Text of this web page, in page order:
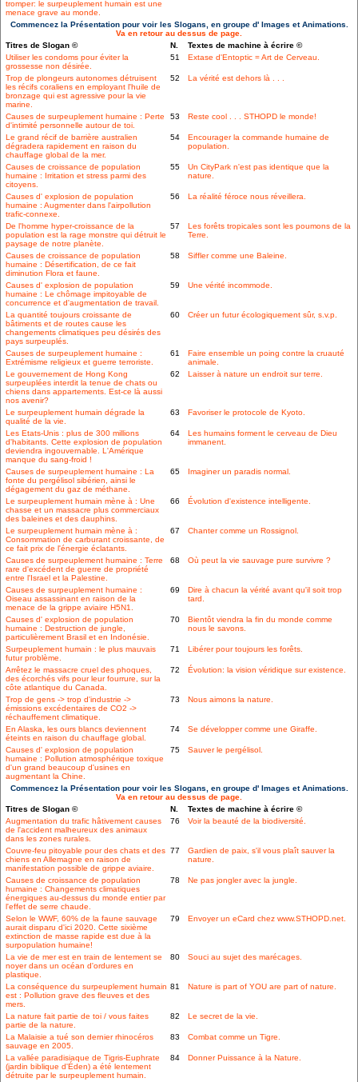
tromper: le surpeuplement humain est une
menace grave au monde.
Commencez la Présentation pour voir les Slogans, en groupe d' Images et Animations.
Va en retour au dessus de page.
Titres de Slogan ©
N.
Textes de machine à écrire ©
Utiliser les condoms pour éviter la
grossesse non désirée.
51 Extase d'Entoptic = Art de Cerveau.
Trop de plongeurs autonomes détruisent
les récifs coraliens en employant l'huile de
bronzage qui est agressive pour la vie
marine.
52 La vérité est dehors là . . .
Causes de surpeuplement humaine : Perte
d'intimité personnelle autour de toi.
53 Reste cool . . . STHOPD le monde!
Le grand récif de barrière australien
dégradera rapidement en raison du
chauffage global de la mer.
54
Encourager la commande humaine de
population.
Causes de croissance de population
humaine : Irritation et stress parmi des
citoyens.
55
Un CityPark n'est pas identique que la
nature.
Causes d' explosion de population
humaine : Augmenter dans l'airpollution
trafic-connexe.
56 La réalité féroce nous réveillera.
De l'homme hyper-croissance de la
population est la rage monstre qui détruit le
paysage de notre planète.
57
Les forêts tropicales sont les poumons de la
Terre.
Causes de croissance de population
humaine : Désertification, de ce fait
diminution Flora et faune.
58 Siffler comme une Baleine.
Causes d' explosion de population
humaine : Le chômage impitoyable de
concurrence et d'augmentation de travail.
59 Une vérité incommode.
La quantité toujours croissante de
bâtiments et de routes cause les
changements climatiques peu désirés des
pays surpeuplés.
60 Créer un futur écologiquement sûr, s.v.p.
Causes de surpeuplement humaine :
Extrémisme religieux et guerre terroriste.
61
Faire ensemble un poing contre la cruauté
animale.
Le gouvernement de Hong Kong
surpeuplées interdit la tenue de chats ou
chiens dans appartements. Est-ce là aussi
nos avenir?
62 Laisser à nature un endroit sur terre.
Le surpeuplement humain dégrade la
qualité de la vie.
63 Favoriser le protocole de Kyoto.
Les Etats-Unis : plus de 300 millions
d'habitants. Cette explosion de population
deviendra ingouvernable. L'Amérique
manque du sang-froid !
64
Les humains forment le cerveau de Dieu
immanent.
Causes de surpeuplement humaine : La
fonte du pergélisol sibérien, ainsi le
dégagement du gaz de méthane.
65 Imaginer un paradis normal.
Le surpeuplement humain mène à : Une
chasse et un massacre plus commerciaux
des baleines et des dauphins.
66 Évolution d'existence intelligente.
Le surpeuplement humain mène à :
Consommation de carburant croissante, de
ce fait prix de l'énergie éclatants.
67 Chanter comme un Rossignol.
Causes de surpeuplement humaine : Terre
rare d'excédent de guerre de propriété
entre l'Israel et la Palestine.
68 Où peut la vie sauvage pure survivre ?
Causes de surpeuplement humaine :
Oiseau assassinant en raison de la
menace de la grippe aviaire H5N1.
69
Dire à chacun la vérité avant qu'il soit trop
tard.
Causes d' explosion de population
humaine : Destruction de jungle,
particulièrement Brasil et en Indonésie.
70
Bientôt viendra la fin du monde comme
nous le savons.
Surpeuplement humain : le plus mauvais
futur problème.
71 Libérer pour toujours les forêts.
Arrêtez le massacre cruel des phoques,
des écorchés vifs pour leur fourrure, sur la
côte atlantique du Canada.
72 Évolution: la vision véridique sur existence.
Trop de gens -> trop d'industrie ->
émissions excédentaires de CO2 ->
réchauffement climatique.
73 Nous aimons la nature.
En Alaska, les ours blancs deviennent
éteints en raison du chauffage global.
74 Se développer comme une Giraffe.
Causes d' explosion de population
humaine : Pollution atmosphérique toxique
d'un grand beaucoup d'usines en
augmentant la Chine.
75 Sauver le pergélisol.
Commencez la Présentation pour voir les Slogans, en groupe d' Images et Animations.
Va en retour au dessus de page.
Titres de Slogan ©
N.
Textes de machine à écrire ©
Augmentation du trafic hâtivement causes
de l'accident malheureux des animaux
dans les zones rurales.
76 Voir la beauté de la biodiversité.
Couvre-feu pitoyable pour des chats et des
chiens en Allemagne en raison de
manifestation possible de grippe aviaire.
77
Gardien de paix, s'il vous plaît sauver la
nature.
Causes de croissance de population
humaine : Changements climatiques
énergiques au-dessus du monde entier par
l'effet de serre chaude.
78 Ne pas jongler avec la jungle.
Selon le WWF, 60% de la faune sauvage
aurait disparu d'ici 2020. Cette sixième
extinction de masse rapide est due à la
surpopulation humaine!
79 Envoyer un eCard chez www.STHOPD.net.
La vie de mer est en train de lentement se
noyer dans un océan d'ordures en
plastique.
80 Souci au sujet des marécages.
La conséquence du surpeuplement humain
est : Pollution grave des fleuves et des
mers.
81 Nature is part of YOU are part of nature.
La nature fait partie de toi / vous faites
partie de la nature.
82 Le secret de la vie.
La Malaisie a tué son dernier rhinocéros
sauvage en 2005.
83 Combat comme un Tigre.
La vallée paradisiaque de Tigris-Euphrate
(jardin biblique d'Éden) a été lentement
détruite par le surpeuplement humain.
84 Donner Puissance à la Nature.